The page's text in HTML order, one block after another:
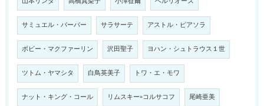
サミュエル・バーバー サラサーテ アストル・ピアソラ
ボビー・マクファーリン 沢田聖子 ヨハン・シュトラウス１世
ツトム・ヤマシタ 白鳥英美子 トワ・エ・モワ
ナット・キング・コール リムスキー=コルサコフ 尾崎亜美